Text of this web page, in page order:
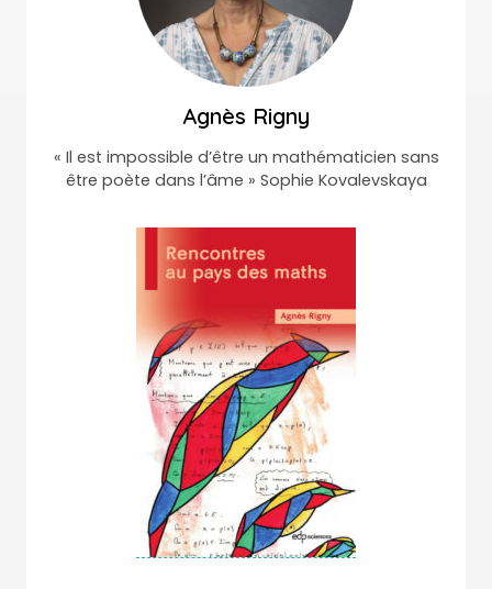
Agnès Rigny
« Il est impossible d’être un mathématicien sans
être poète dans l’âme » Sophie Kovalevskaya